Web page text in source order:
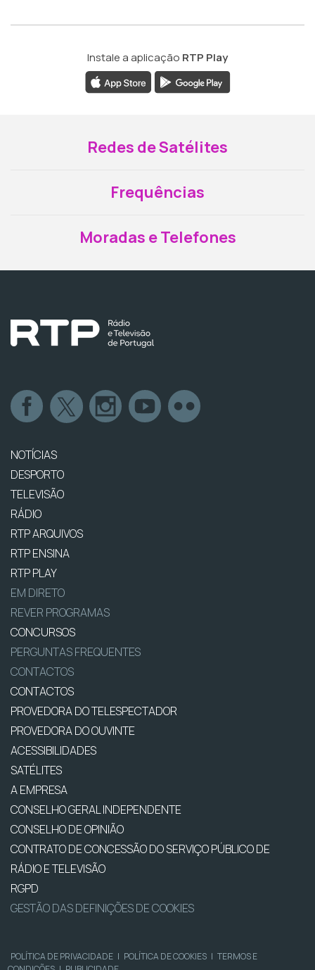
Instale a aplicação RTP Play
Redes de Satélites
Frequências
Moradas e Telefones
NOTÍCIAS
DESPORTO
TELEVISÃO
RÁDIO
RTP ARQUIVOS
RTP ENSINA
RTP PLAY
EM DIRETO
REVER PROGRAMAS
CONCURSOS
PERGUNTAS FREQUENTES
CONTACTOS
CONTACTOS
PROVEDORA DO TELESPECTADOR
PROVEDORA DO OUVINTE
ACESSIBILIDADES
SATÉLITES
A EMPRESA
CONSELHO GERAL INDEPENDENTE
CONSELHO DE OPINIÃO
CONTRATO DE CONCESSÃO DO SERVIÇO PÚBLICO DE
RÁDIO E TELEVISÃO
RGPD
GESTÃO DAS DEFINIÇÕES DE COOKIES
POLÍTICA DE PRIVACIDADE | POLÍTICA DE COOKIES | TERMOS E